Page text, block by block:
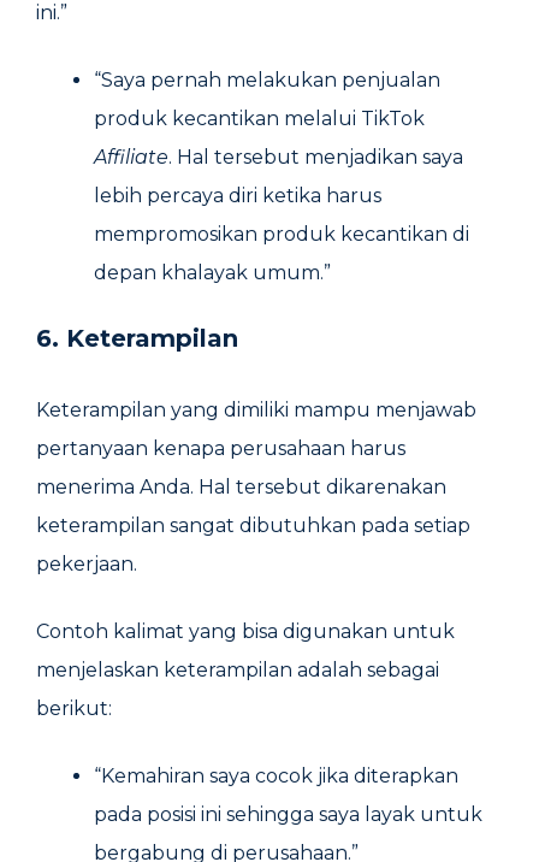
ini.”
“Saya pernah melakukan penjualan
produk kecantikan melalui TikTok
Affiliate. Hal tersebut menjadikan saya
lebih percaya diri ketika harus
mempromosikan produk kecantikan di
depan khalayak umum.”
6. Keterampilan
Keterampilan yang dimiliki mampu menjawab
pertanyaan kenapa perusahaan harus
menerima Anda. Hal tersebut dikarenakan
keterampilan sangat dibutuhkan pada setiap
pekerjaan.
Contoh kalimat yang bisa digunakan untuk
menjelaskan keterampilan adalah sebagai
berikut:
“Kemahiran saya cocok jika diterapkan
pada posisi ini sehingga saya layak untuk
bergabung di perusahaan.”